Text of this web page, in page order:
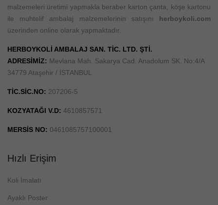
malzemeleri üretimi yapmakla beraber karton çanta, köşe kartonu
ile muhtelif ambalaj malzemelerinin satışını herboykoli.com
üzerinden online olarak yapmaktadır.
HERBOYKOLİ AMBALAJ SAN. TİC. LTD. ŞTİ.
ADRESİMİZ: Mevlana Mah. Sakarya Cad. Anadolum SK. No:4/A
34779 Ataşehir / İSTANBUL
TİC.SİC.NO: 207206-5
KOZYATAĞI V.D: 4610857571
MERSİS NO: 0461085757100001
Hızlı Erişim
Koli İmalatı
Ayaklı Poster